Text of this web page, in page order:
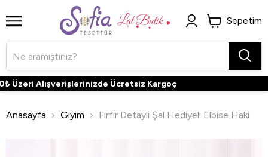
Sepetim
Alışverişlerinizde Ücretsiz Kargoç
Anasayfa Giyim Fırfır Detayli Şal Hediyeli Elbise Haki